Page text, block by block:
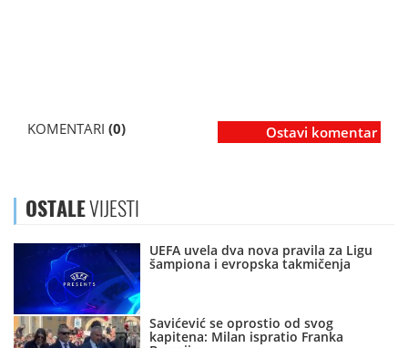
KOMENTARI (0) Ostavi komentar
OSTALEVIJESTI
UEFA uvela dva nova pravila za Ligu
šampiona i evropska takmičenja
Savićević se oprostio od svog
kapitena: Milan ispratio Franka